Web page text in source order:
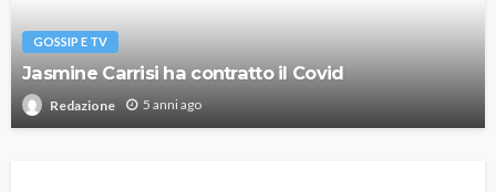
GOSSIP E TV
Jasmine Carrisi ha contratto il Covid
Redazione 5 anni ago